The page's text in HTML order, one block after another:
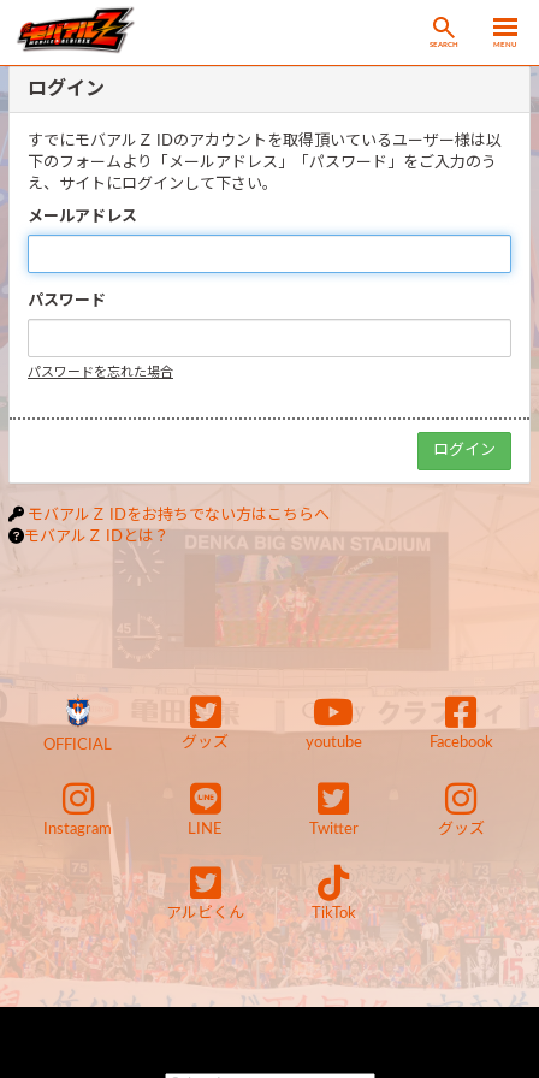
SEARCH MENU
ログイン
すでにモバアルＺ IDのアカウントを取得頂いているユーザー様は以
下のフォームより「メールアドレス」「パスワード」をご入力のう
え、サイトにログインして下さい。
メールアドレス
パスワード
パスワードを忘れた場合
モバアルＺ IDをお持ちでない方はこちらへ
モバアルＺ IDとは？
OFFICIAL グッズ youtube Facebook
Instagram LINE Twitter グッズ
アルビくん TikTok